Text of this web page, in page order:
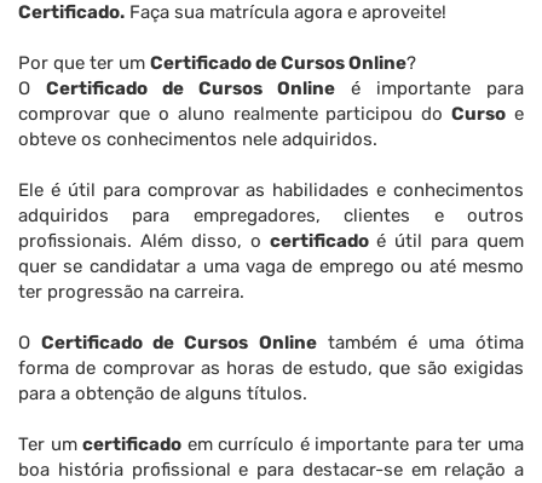
Certificado. Faça sua matrícula agora e aproveite!
Por que ter um Certificado de Cursos Online?
O Certificado de Cursos Online é importante para
comprovar que o aluno realmente participou doCurso e
obteve os conhecimentos nele adquiridos.
Ele é útil para comprovar as habilidades e conhecimentos
adquiridos para empregadores, clientes e outros
profissionais. Além disso, o certificadoé útil para quem
quer se candidatar a uma vaga de emprego ou até mesmo
ter progressão na carreira.
OCertificado de Cursos Onlinetambém é uma ótima
forma de comprovar as horas de estudo, que são exigidas
para a obtenção de alguns títulos.
Ter umcertificado em currículo é importante para ter uma
boa história profissional e para destacar-se em relação a